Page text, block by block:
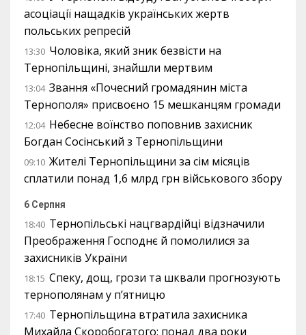
асоціації нащадків українських жертв
польських репресій
13:30 Чоловіка, який зник безвісти на
Тернопільщині, знайшли мертвим
13:04 Звання «Почесний громадянин міста
Тернополя» присвоєно 15 мешканцям громади
12:04 Небесне воїнство поповнив захисник
Богдан Сосінський з Тернопільщини
09:10 Жителі Тернопільщини за сім місяців
сплатили понад 1,6 млрд грн військового збору
6 Серпня
18:40 Тернопільські нацгвардійці відзначили
Преображення Господнє й помолилися за
захисників України
18:15 Спеку, дощ, грози та шквали прогнозують
тернополянам у п’ятницю
17:40 Тернопільщина втратила захисника
Михайла Скоробогатого: понад два роки